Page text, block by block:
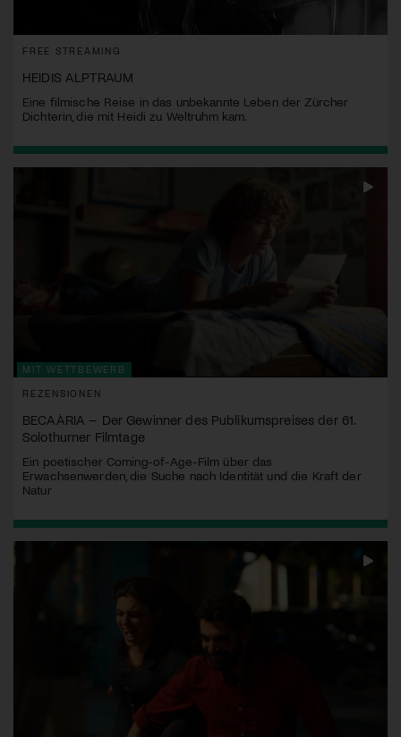
FREE STREAMING
HEIDIS ALPTRAUM
Eine filmische Reise in das unbekannte Leben der Zürcher
Dichterin, die mit Heidi zu Weltruhm kam.
MIT WETTBEWERB
REZENSIONEN
BECAÀRIA – Der Gewinner des Publikumspreises der 61.
Solothurner Filmtage
Ein poetischer Coming-of-Age-Film über das
Erwachsenwerden, die Suche nach Identität und die Kraft der
Natur